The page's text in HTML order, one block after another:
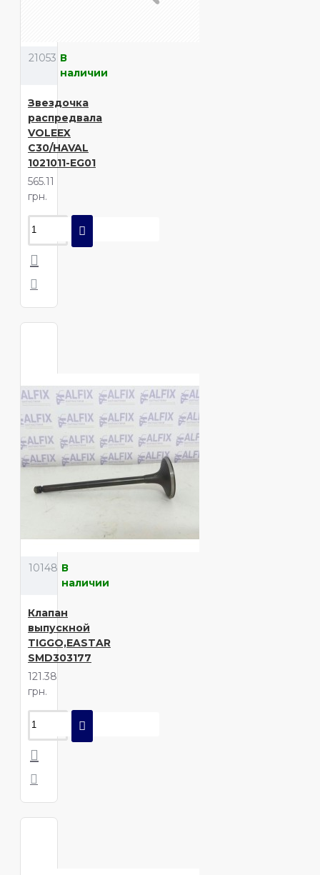
21053 В
наличии
Звездочка
распредвала
VOLEEX
C30/HAVAL
1021011-EG01
565.11
грн.
10148 В
наличии
Клапан
выпускной
TIGGO,EASTAR
SMD303177
121.38
грн.